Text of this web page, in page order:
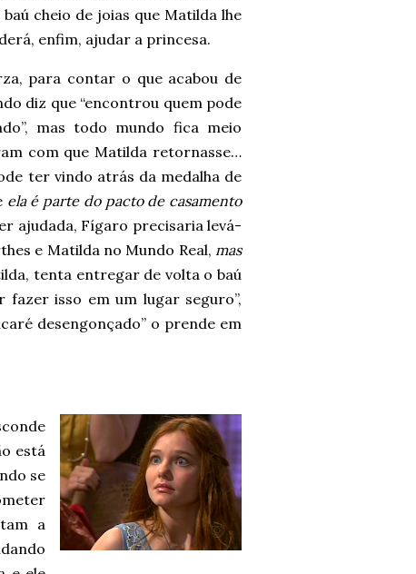
cheio de joias que Matilda lhe
enfim, ajudar a princesa.
para contar o que acabou de
diz que “encontrou quem pode
mas todo mundo fica meio
com que Matilda retornasse…
ter vindo atrás da medalha de
ela é parte do pacto de casamento
ajudada, Fígaro precisaria levá-
e Matilda no Mundo Real, mas
tenta entregar de volta o baú
isso em um lugar seguro”,
desengonçado” o prende em
está
se
a